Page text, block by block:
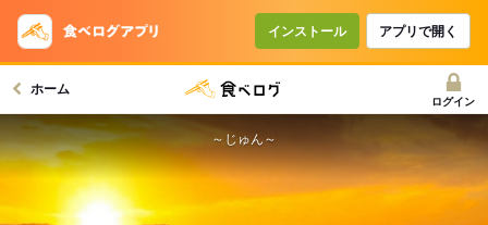
インストール アプリで開く
ホーム
ログイン
～じゅん～